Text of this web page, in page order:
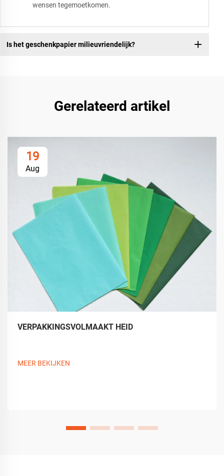
wensen tegemoetkomen.
Is het geschenkpapier milieuvriendelijk?
Gerelateerd artikel
19
Aug
VERPAKKINGSVOLMAAKT HEID
MEER BEKIJKEN